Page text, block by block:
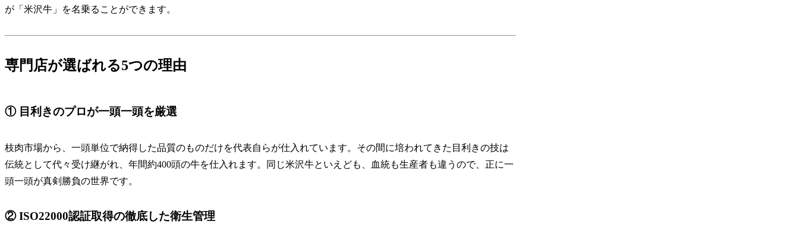
が「米沢牛」を名乗ることができます。
専門店が選ばれる5つの理由
① 目利きのプロが一頭一頭を厳選
枝肉市場から、一頭単位で納得した品質のものだけを代表自らが仕入れています。その間に培われてきた目利きの技は
伝統として代々受け継がれ、年間約400頭の牛を仕入れます。同じ米沢牛といえども、血統も生産者も違うので、正に一
頭一頭が真剣勝負の世界です。
② ISO22000認証取得の徹底した衛生管理